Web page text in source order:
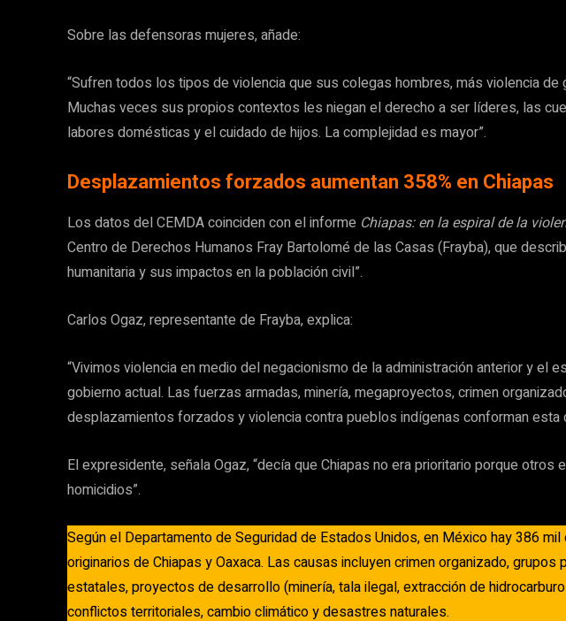
Sobre las defensoras mujeres, añade:
“Sufren todos los tipos de violencia que sus colegas hombres, más violencia de
Muchas veces sus propios contextos les niegan el derecho a ser líderes, las
labores domésticas y el cuidado de hijos. La complejidad es mayor”.
Desplazamientos forzados aumentan 358% en Chiapas
Los datos del CEMDA coinciden con el informe Chiapas: en la espiral de la
Centro de Derechos Humanos Fray Bartolomé de las Casas (Frayba), que
humanitaria y sus impactos en la población civil”.
Carlos Ogaz, representante de Frayba, explica:
“Vivimos violencia en medio del negacionismo de la administración anterior y el
gobierno actual. Las fuerzas armadas, minería, megaproyectos, crimen
desplazamientos forzados y violencia contra pueblos indígenas conforman esta
El expresidente, señala Ogaz, “decía que Chiapas no era prioritario porque otros
homicidios”.
Según el Departamento de Seguridad de Estados Unidos, en México hay 386
originarios de Chiapas y Oaxaca. Las causas incluyen crimen organizado, grupos
estatales, proyectos de desarrollo (minería, tala ilegal, extracción de
conflictos territoriales, cambio climático y desastres naturales.